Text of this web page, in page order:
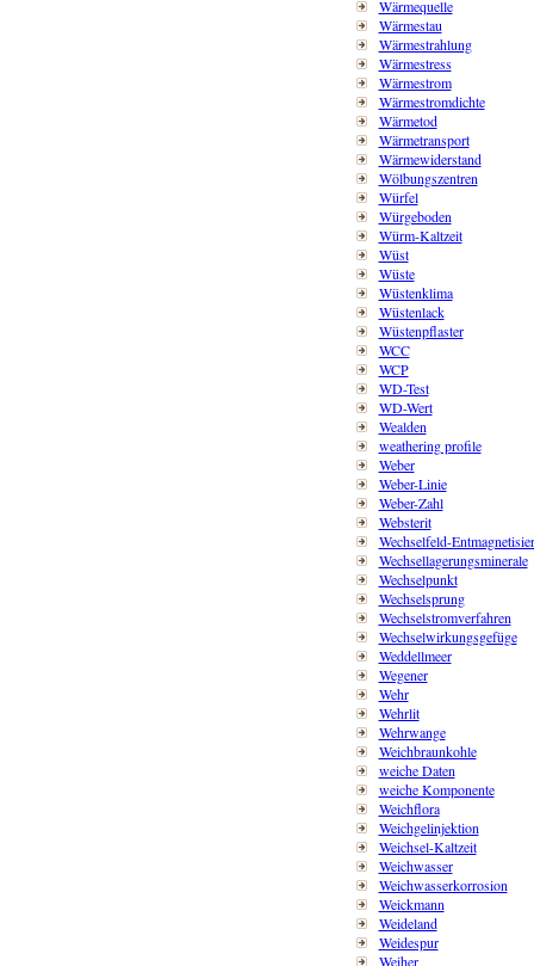
Wärmequelle
Wärmestau
Wärmestrahlung
Wärmestress
Wärmestrom
Wärmestromdichte
Wärmetod
Wärmetransport
Wärmewiderstand
Wölbungszentren
Würfel
Würgeboden
Würm-Kaltzeit
Wüst
Wüste
Wüstenklima
Wüstenlack
Wüstenpflaster
WCC
WCP
WD-Test
WD-Wert
Wealden
weathering profile
Weber
Weber-Linie
Weber-Zahl
Websterit
Wechselfeld-
Wechsellagerungsminerale
Wechselpunkt
Wechselsprung
Wechselstromverfahren
Wechselwirkungsgefüge
Weddellmeer
Wegener
Wehr
Wehrlit
Wehrwange
Weichbraunkohle
weiche Daten
weiche Komponente
Weichflora
Weichgelinjektion
Weichsel-Kaltzeit
Weichwasser
Weichwasserkorrosion
Weickmann
Weideland
Weidespur
Weiher